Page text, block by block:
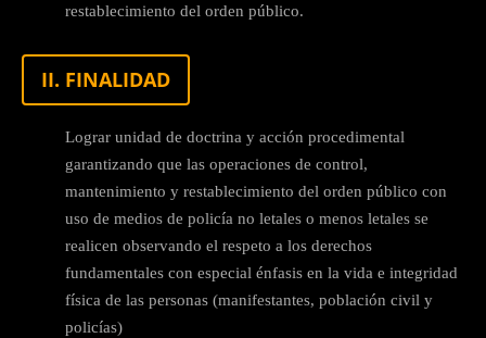
restablecimiento del orden público.
II. FINALIDAD
Lograr unidad de doctrina y acción procedimental
garantizando que las operaciones de control,
mantenimiento y restablecimiento del orden público con
uso de medios de policía no letales o menos letales se
realicen observando el respeto a los derechos
fundamentales con especial énfasis en la vida e integridad
física de las personas (manifestantes, población civil y
policías)